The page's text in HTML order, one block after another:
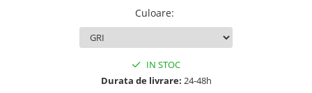
Culoare:
IN STOC
Durata de livrare: 24-48h